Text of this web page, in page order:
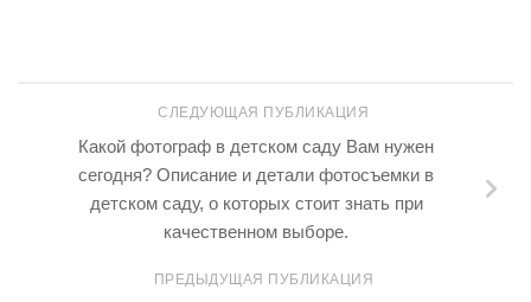
СЛЕДУЮЩАЯ ПУБЛИКАЦИЯ
Какой фотограф в детском саду Вам нужен
сегодня? Описание и детали фотосъемки в
детском саду, о которых стоит знать при
качественном выборе.
ПРЕДЫДУЩАЯ ПУБЛИКАЦИЯ